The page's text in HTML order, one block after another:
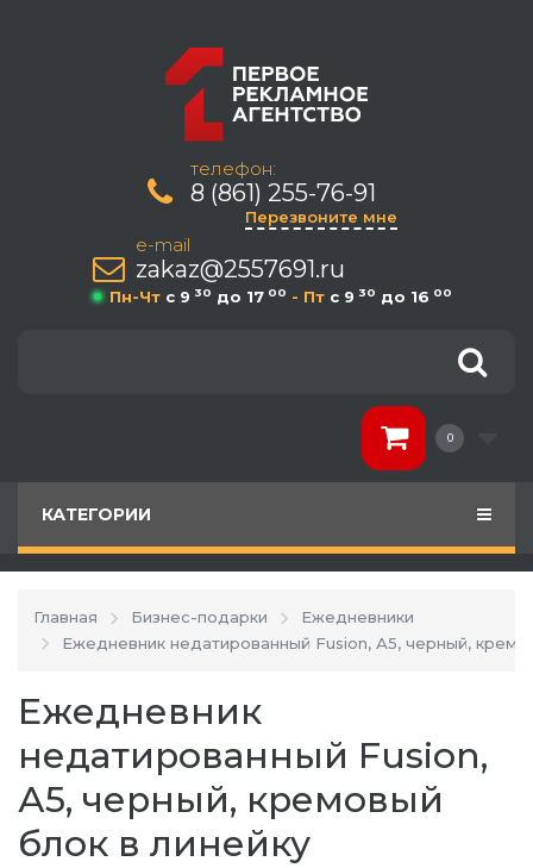
телефон:
8 (861) 255-76-91
Перезвоните мне
e-mail
zakaz@2557691.ru
Пн-Чт c 9 30 до 17 00 - Пт c 9 30 до 16 00
0
КАТЕГОРИИ
Главная Бизнес-подарки
Ежедневники
Ежедневник недатированный Fusion, А5, черный,
Ежедневник
недатированный Fusion,
А5, черный, кремовый
блок в линейку